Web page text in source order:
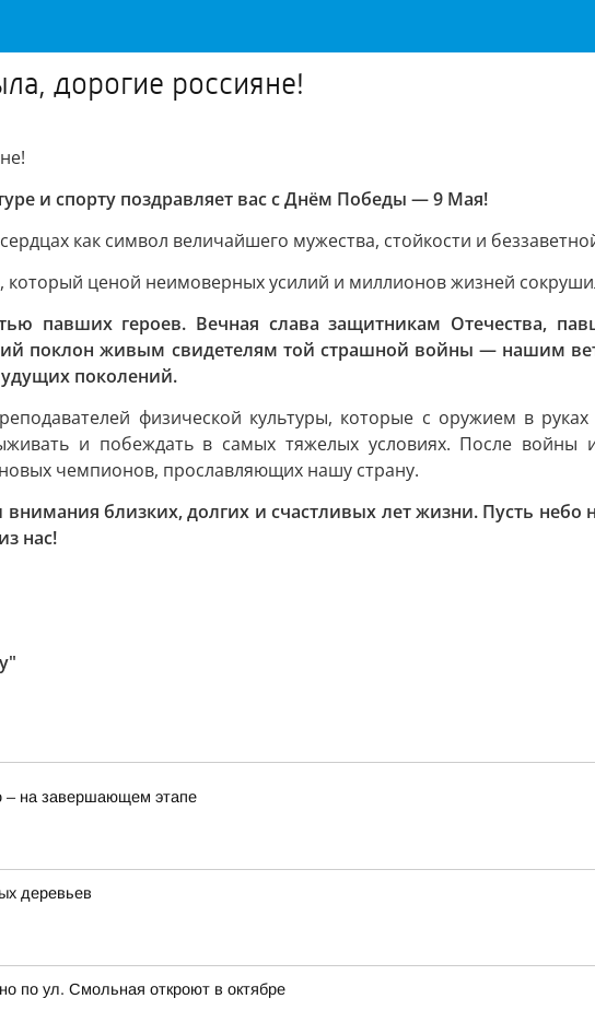
дорогие россияне!
и спорту поздравляет вас с Днём Победы — 9 Мая!
как символ величайшего мужества, стойкости и
который ценой неимоверных усилий и миллионов жизней
павших героев. Вечная слава защитникам Отечества,
поклон живым свидетелям той страшной войны — нашим
поколений.
физической культуры, которые с оружием в
и побеждать в самых тяжелых условиях. После войны
чемпионов, прославляющих нашу страну.
близких, долгих и счастливых лет жизни. Пусть
нас!
– на завершающем этапе
деревьев
по ул. Смольная откроют в октябре